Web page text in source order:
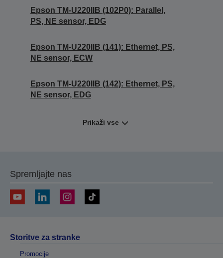
Epson TM-U220IIB (102P0): Parallel,
PS, NE sensor, EDG
Epson TM-U220IIB (141): Ethernet, PS,
NE sensor, ECW
Epson TM-U220IIB (142): Ethernet, PS,
NE sensor, EDG
Prikaži vse
Spremljajte nas
Storitve za stranke
Promocije